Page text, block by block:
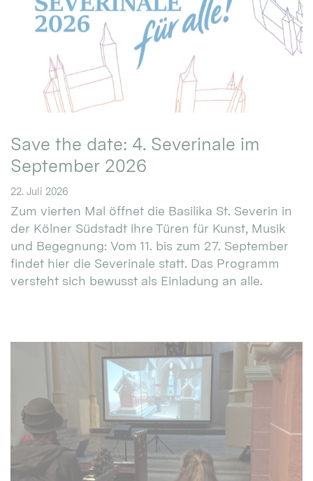
Save the date: 4. Severinale im
September 2026
22. Juli 2026
Zum vierten Mal öffnet die Basilika St. Severin in
der Kölner Südstadt ihre Türen für Kunst, Musik
und Begegnung: Vom 11. bis zum 27. September
findet hier die Severinale statt. Das Programm
versteht sich bewusst als Einladung an alle.